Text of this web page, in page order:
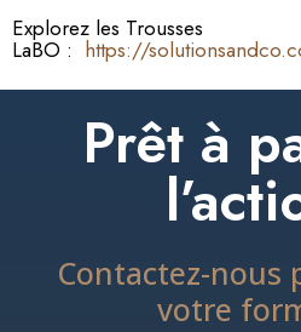
Explorez les Trousses
LaBO : https://
Prêt à
Contactez-nous
votre